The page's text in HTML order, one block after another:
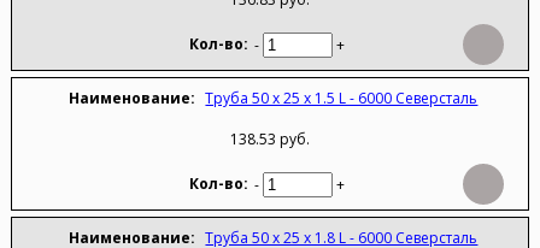
- +
Труба 50 х 25 х 1.5 L - 6000 Северсталь
138.53 руб.
- +
Труба 50 х 25 х 1.8 L - 6000 Северсталь